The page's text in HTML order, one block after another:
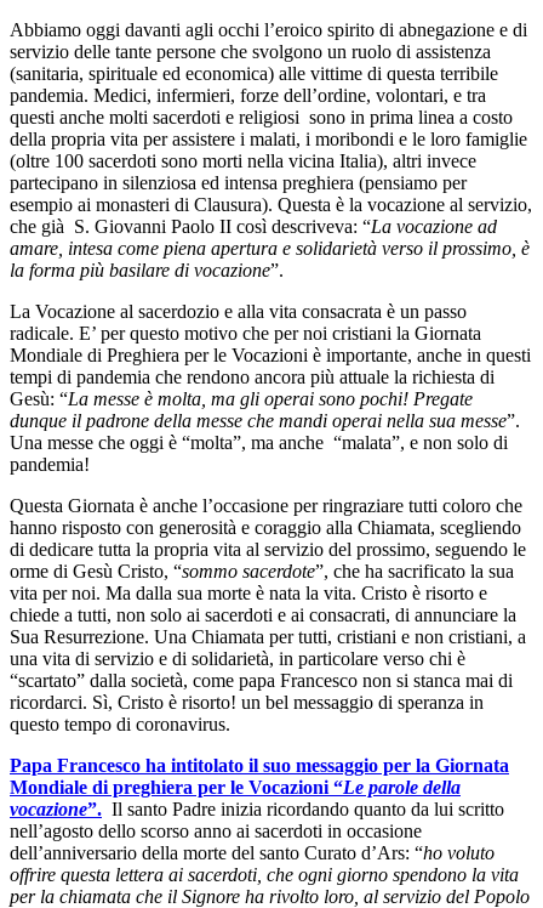
Abbiamo oggi davanti agli occhi l’eroico spirito di abnegazione e di
servizio delle tante persone che svolgono un ruolo di assistenza
(sanitaria, spirituale ed economica) alle vittime di questa terribile
pandemia. Medici, infermieri, forze dell’ordine, volontari, e tra
questi anche molti sacerdoti e religiosi sono in prima linea a costo
della propria vita per assistere i malati, i moribondi e le loro famiglie
(oltre 100 sacerdoti sono morti nella vicina Italia), altri invece
partecipano in silenziosa ed intensa preghiera (pensiamo per
esempio ai monasteri di Clausura). Questa è la vocazione al servizio,
che già S. Giovanni Paolo II così descriveva: “La vocazione ad
amare, intesa come piena apertura e solidarietà verso il prossimo, è
la forma più basilare di vocazione”.
La Vocazione al sacerdozio e alla vita consacrata è un passo
radicale. E’ per questo motivo che per noi cristiani la Giornata
Mondiale di Preghiera per le Vocazioni è importante, anche in questi
tempi di pandemia che rendono ancora più attuale la richiesta di
Gesù: “La messe è molta, ma gli operai sono pochi! Pregate
dunque il padrone della messe che mandi operai nella sua messe”.
Una messe che oggi è “molta”, ma anche “malata”, e non solo di
pandemia!
Questa Giornata è anche l’occasione per ringraziare tutti coloro che
hanno risposto con generosità e coraggio alla Chiamata, scegliendo
di dedicare tutta la propria vita al servizio del prossimo, seguendo le
orme di Gesù Cristo, “sommo sacerdote”, che ha sacrificato la sua
vita per noi. Ma dalla sua morte è nata la vita. Cristo è risorto e
chiede a tutti, non solo ai sacerdoti e ai consacrati, di annunciare la
Sua Resurrezione. Una Chiamata per tutti, cristiani e non cristiani, a
una vita di servizio e di solidarietà, in particolare verso chi è
“scartato” dalla società, come papa Francesco non si stanca mai di
ricordarci. Sì, Cristo è risorto! un bel messaggio di speranza in
questo tempo di coronavirus.
Papa Francesco ha intitolato il suo messaggio per la Giornata
Mondiale di preghiera per le Vocazioni “Le parole della
vocazione”. Il santo Padre inizia ricordando quanto da lui scritto
nell’agosto dello scorso anno ai sacerdoti in occasione
dell’anniversario della morte del santo Curato d’Ars: “ho voluto
offrire questa lettera ai sacerdoti, che ogni giorno spendono la vita
per la chiamata che il Signore ha rivolto loro, al servizio del Popolo